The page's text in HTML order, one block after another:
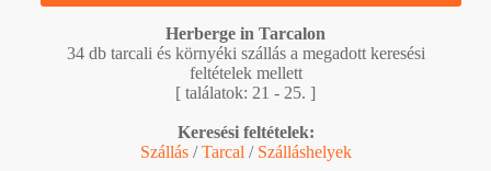
Herberge in Tarcalon
34 db tarcali és környéki szállás a megadott keresési
feltételek mellett
[ találatok: 21 - 25. ]
Keresési feltételek:
Szállás/Tarcal / Szálláshelyek